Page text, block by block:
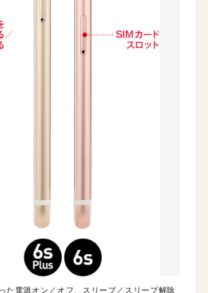
電源オン／オフ、スリープ／スリープ解除